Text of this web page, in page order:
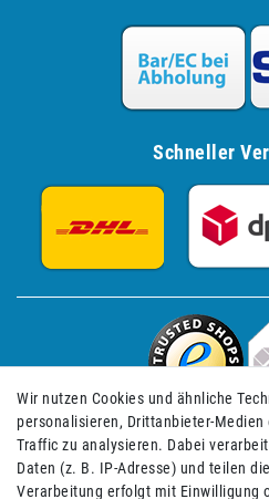
Schneller
Wir nutzen Cookies und ähnliche
personalisieren, Drittanbieter-
Traffic zu analysieren. Dabei
Daten (z. B. IP-Adresse) und teilen
Verarbeitung erfolgt mit Einwilligung